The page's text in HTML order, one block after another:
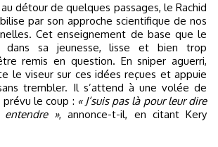
détour de quelques passages, le Rachid
par son approche scientifique de nos
Cet enseignement de base que le
dans sa jeunesse, lisse et bien trop
remis en question. En sniper aguerri,
le viseur sur ces idées reçues et appuie
trembler. Il s’attend à une volée de
le coup : « J’suis pas là pour leur dire
entendre », annonce-t-il, en citant Kery